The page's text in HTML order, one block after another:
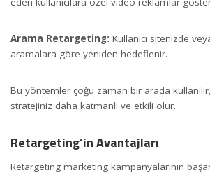
Arama Retargeting: Kullanıcı sitenizde
aramalara göre yeniden hedeflenir.
Bu yöntemler çoğu zaman bir arada
stratejiniz daha katmanlı ve etkili olur.
Retargeting’in Avantajları
Retargeting marketing kampanyalarının